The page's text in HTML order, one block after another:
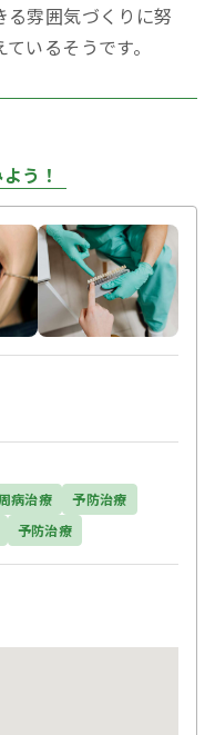
雰囲気づくりに努
いるそうです。
う！
病治療
予防治療
予防治療